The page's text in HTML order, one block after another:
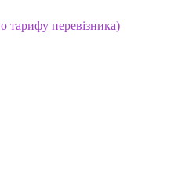
тарифу перевізника)